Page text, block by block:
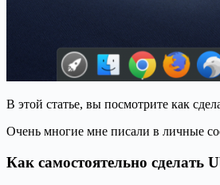
В этой статье, вы посмотрите как
Очень многие мне писали в личные
Как самостоятельно сделать